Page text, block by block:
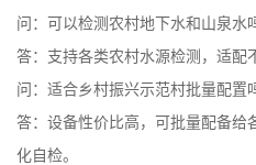
问：可以检测农村地下水和山泉水
答：支持各类农村水源检测，适配
问：适合乡村振兴示范村批量配置
答：设备性价比高，可批量配备给
化自检。